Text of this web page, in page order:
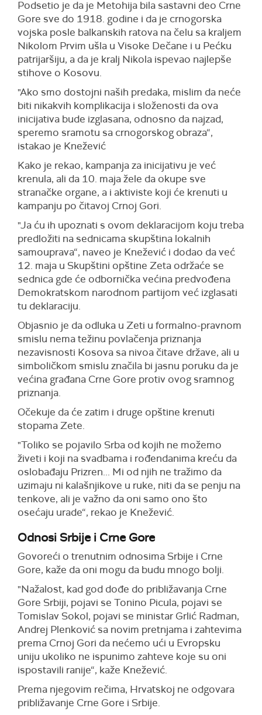
Podsetio je da je Metohija bila sastavni deo Crne
Gore sve do 1918. godine i da je crnogorska
vojska posle balkanskih ratova na čelu sa kraljem
Nikolom Prvim ušla u Visoke Dečane i u Pećku
patrijaršiju, a da je kralj Nikola ispevao najlepše
stihove o Kosovu.
"Ako smo dostojni naših predaka, mislim da neće
biti nikakvih komplikacija i složenosti da ova
inicijativa bude izglasana, odnosno da najzad,
speremo sramotu sa crnogorskog obraza“,
istakao je Knežević
Kako je rekao, kampanja za inicijativu je već
krenula, ali da 10. maja žele da okupe sve
stranačke organe, a i aktiviste koji će krenuti u
kampanju po čitavoj Crnoj Gori.
"Ja ću ih upoznati s ovom deklaracijom koju treba
predložiti na sednicama skupština lokalnih
samouprava“, naveo je Knežević i dodao da već
12. maja u Skupštini opštine Zeta održaće se
sednica gde će odbornička većina predvođena
Demokratskom narodnom partijom već izglasati
tu deklaraciju.
Objasnio je da odluka u Zeti u formalno-pravnom
smislu nema težinu povlačenja priznanja
nezavisnosti Kosova sa nivoa čitave države, ali u
simboličkom smislu značila bi jasnu poruku da je
većina građana Crne Gore protiv ovog sramnog
priznanja.
Očekuje da će zatim i druge opštine krenuti
stopama Zete.
"Toliko se pojavilo Srba od kojih ne možemo
živeti i koji na svadbama i rođendanima kreću da
oslobađaju Prizren... Mi od njih ne tražimo da
uzimaju ni kalašnjikove u ruke, niti da se penju na
tenkove, ali je važno da oni samo ono što
osećaju urade“, rekao je Knežević.
Odnosi Srbije i Crne Gore
Govoreći o trenutnim odnosima Srbije i Crne
Gore, kaže da oni mogu da budu mnogo bolji.
"Nažalost, kad god dođe do približavanja Crne
Gore Srbiji, pojavi se Tonino Picula, pojavi se
Tomislav Sokol, pojavi se ministar Grlić Radman,
Andrej Plenković sa novim pretnjama i zahtevima
prema Crnoj Gori da nećemo ući u Evropsku
uniju ukoliko ne ispunimo zahteve koje su oni
ispostavili ranije“, kaže Knežević.
Prema njegovim rečima, Hrvatskoj ne odgovara
približavanje Crne Gore i Srbije.